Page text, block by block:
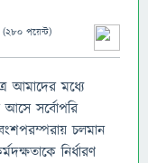
(280 পয়েন্ট)
আমাদের মধ্যে
আসে সর্বোপরি
চলমান
নির্ধারণ